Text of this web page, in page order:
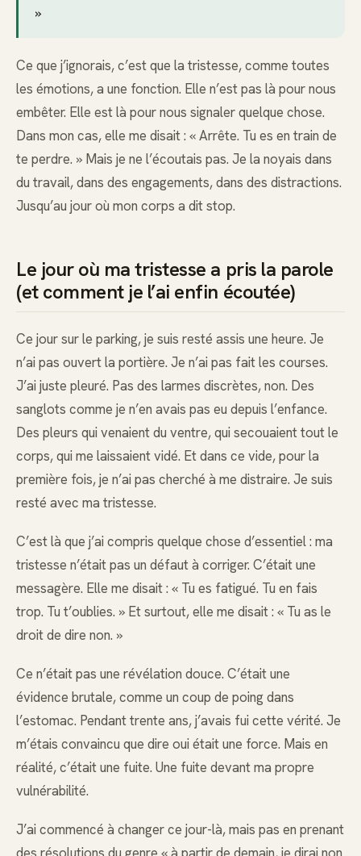
»
Ce que j’ignorais, c’est que la tristesse, comme toutes
les émotions, a une fonction. Elle n’est pas là pour nous
embêter. Elle est là pour nous signaler quelque chose.
Dans mon cas, elle me disait : « Arrête. Tu es en train de
te perdre. » Mais je ne l’écoutais pas. Je la noyais dans
du travail, dans des engagements, dans des distractions.
Jusqu’au jour où mon corps a dit stop.
Le jour où ma tristesse a pris la parole
(et comment je l’ai enfin écoutée)
Ce jour sur le parking, je suis resté assis une heure. Je
n’ai pas ouvert la portière. Je n’ai pas fait les courses.
J’ai juste pleuré. Pas des larmes discrètes, non. Des
sanglots comme je n’en avais pas eu depuis l’enfance.
Des pleurs qui venaient du ventre, qui secouaient tout le
corps, qui me laissaient vidé. Et dans ce vide, pour la
première fois, je n’ai pas cherché à me distraire. Je suis
resté avec ma tristesse.
C’est là que j’ai compris quelque chose d’essentiel : ma
tristesse n’était pas un défaut à corriger. C’était une
messagère. Elle me disait : « Tu es fatigué. Tu en fais
trop. Tu t’oublies. » Et surtout, elle me disait : « Tu as le
droit de dire non. »
Ce n’était pas une révélation douce. C’était une
évidence brutale, comme un coup de poing dans
l’estomac. Pendant trente ans, j’avais fui cette vérité. Je
m’étais convaincu que dire oui était une force. Mais en
réalité, c’était une fuite. Une fuite devant ma propre
vulnérabilité.
J’ai commencé à changer ce jour-là, mais pas en prenant